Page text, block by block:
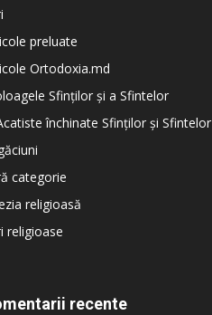
preluate
Ortodoxia.md
Sfinților și a Sfintelor
închinate Sfinților și Sfintelor
categorie
religioasă
religioase
recente